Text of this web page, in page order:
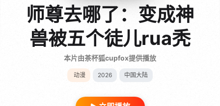
师尊去哪了：变成神
兽被五个徒儿rua秃
本片由茶杯狐cupfox提供播放
动漫 2026 中国大陆